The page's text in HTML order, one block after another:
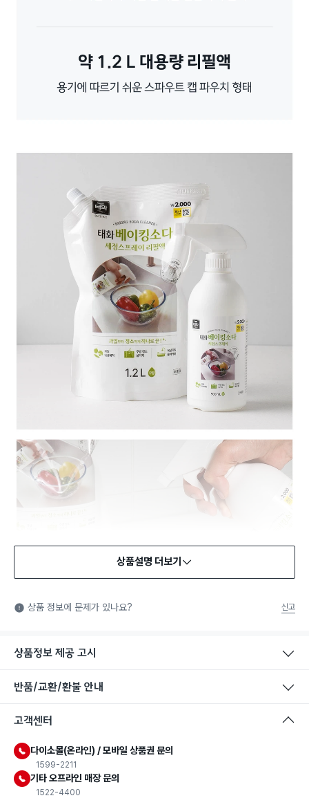
안전확인기준: 일상적인 생활 공간에 사용되는 화학제품 중에서
법에서 정한 안전기준에 적합함을 확인받은 제품을 의미합니다.
상품설명 더보기
상품 정보에 문제가 있나요? 신고
상품정보 제공 고시
반품/교환/환불 안내
고객센터
다이소몰(온라인) / 모바일 상품권 문의
1599-2211
기타 오프라인 매장 문의
1522-4400